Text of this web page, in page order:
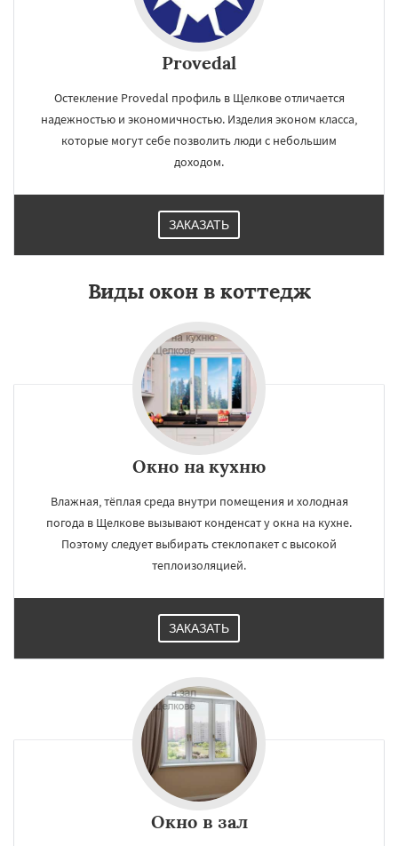
Работаем по
регионам
Электросталь
Андреево
Богородское
Provedal
Остекление Provedal профиль в Щелкове отличается
надежностью и экономичностью. Изделия эконом класса,
которые могут себе позволить люди с небольшим
доходом.
ЗАКАЗАТЬ
Виды окон в коттедж
Окно на кухню
Влажная, тёплая среда внутри помещения и холодная
погода в Щелкове вызывают конденсат у окна на кухне.
Поэтому следует выбирать стеклопакет с высокой
теплоизоляцией.
ЗАКАЗАТЬ
Окно в зал
УЗНАТЬ ПОДРОБНЕЕ